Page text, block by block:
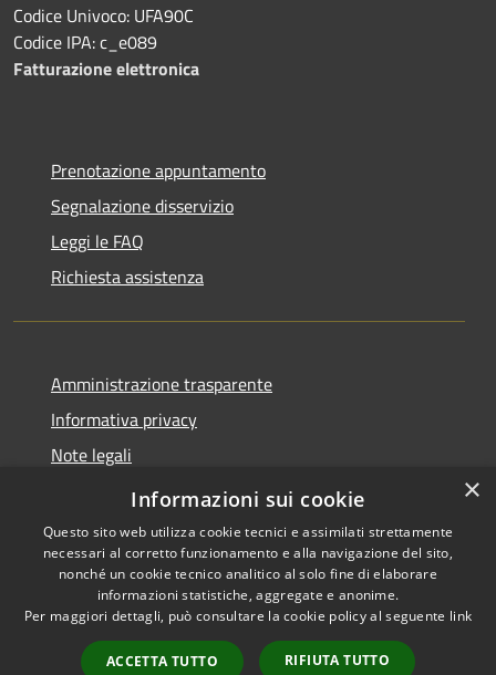
Codice Univoco: UFA90C
Codice IPA: c_e089
Fatturazione elettronica
Prenotazione appuntamento
Segnalazione disservizio
Leggi le FAQ
Richiesta assistenza
Amministrazione trasparente
Informativa privacy
Note legali
Dichiarazione di accessibilità
Accessibilità
Copyright © 2026 • Città di
Gonzaga • Powered by
Municipium•
Accesso
×
Informazioni sui cookie
Questo sito web utilizza cookie tecnici e assimilati strettamente
necessari al corretto funzionamento e alla navigazione del sito,
nonché un cookie tecnico analitico al solo fine di elaborare
informazioni statistiche, aggregate e anonime.
Per maggiori dettagli, può consultare la cookie policy al seguente link
ACCETTA TUTTO RIFIUTA TUTTO